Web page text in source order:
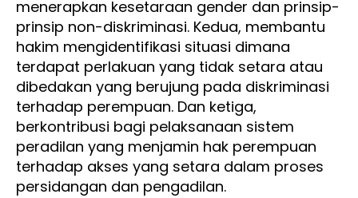
menerapkan kesetaraan gender dan prinsip-
prinsip non-diskriminasi. Kedua, membantu
hakim mengidentifikasi situasi dimana
terdapat perlakuan yang tidak setara atau
dibedakan yang berujung pada diskriminasi
terhadap perempuan. Dan ketiga,
berkontribusi bagi pelaksanaan sistem
peradilan yang menjamin hak perempuan
terhadap akses yang setara dalam proses
persidangan dan pengadilan.